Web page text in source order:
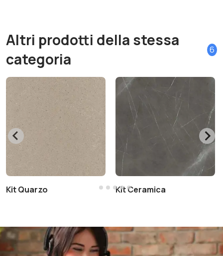
Altri prodotti della stessa
categoria
6
Kit Quarzo Kit Ceramica